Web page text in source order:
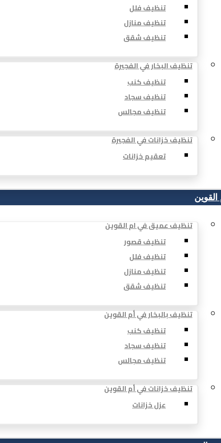
تنظيف فلل
تنظيف منازل
تنظيف شقق
تنظيف البخار في الفجيرة
تنظيف كنب
تنظيف سجاد
تنظيف مجالس
تنظيف خزانات في الفجيرة
تعقيم خزانات
القوين
تنظيف عميق في ام القوين
تنظيف قصور
تنظيف فلل
تنظيف منازل
تنظيف شقق
تنظيف بالبخار في أم القوين
تنظيف كنب
تنظيف سجاد
تنظيف مجالس
تنظيف خزانات في أم القوين
عزل خزانات